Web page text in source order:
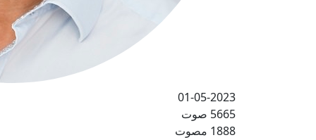
01-05-2023
5665 صوت
1888 مصوت